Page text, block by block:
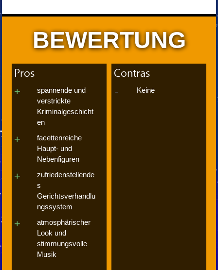
BEWERTUNG
Pros
spannende und
verstrickte
Kriminalgeschicht
en
facettenreiche
Haupt- und
Nebenfiguren
zufriedenstellende
s
Gerichtsverhandlu
ngssystem
atmosphärischer
Look und
stimmungsvolle
Musik
Contras
Keine